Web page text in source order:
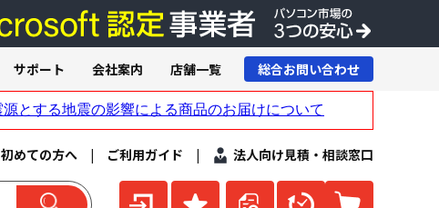
初めての方へ | ご利用ガイド | 法人向け見積・相談窓口
サポート 会社案内 店舗一覧 総合お問い合わせ